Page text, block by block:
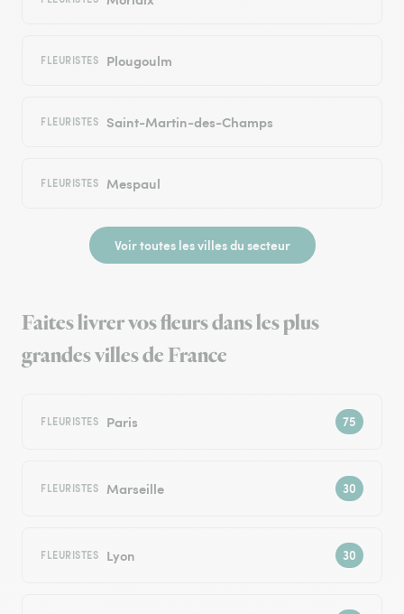
FLEURISTES Plougoulm
FLEURISTES Saint-Martin-des-Champs
FLEURISTES Mespaul
Voir toutes les villes du secteur
Faites livrer vos fleurs dans les plus
grandes villes de France
FLEURISTES Paris
FLEURISTES Marseille
FLEURISTES Lyon